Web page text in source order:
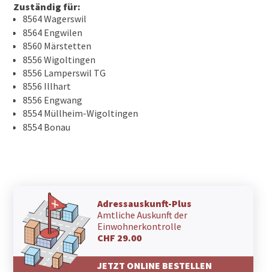
Zuständig für:
8564 Wagerswil
8564 Engwilen
8560 Märstetten
8556 Wigoltingen
8556 Lamperswil TG
8556 Illhart
8556 Engwang
8554 Müllheim-Wigoltingen
8554 Bonau
Adressauskunft-Plus
Amtliche Auskunft der
Einwohnerkontrolle
CHF 29.00
JETZT ONLINE BESTELLEN